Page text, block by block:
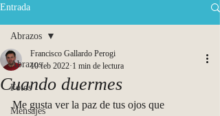
Entrada
Abrazos
Fotos
Mensajes
Abrazos
Cuando duermes
Francisco Gallardo Perogi
10 feb 2022 1 min de lectura
Me gusta ver la paz de tus ojos que